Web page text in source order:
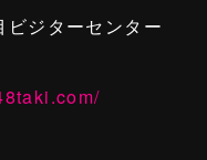
ジターセンター